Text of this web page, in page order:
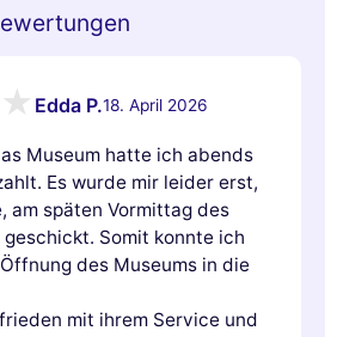
Edda P.18. April 2026
Museum hatte ich abends
Es wurde mir leider erst,
am späten Vormittag des
geschickt. Somit konnte ich
des Museums in die
mit ihrem Service und